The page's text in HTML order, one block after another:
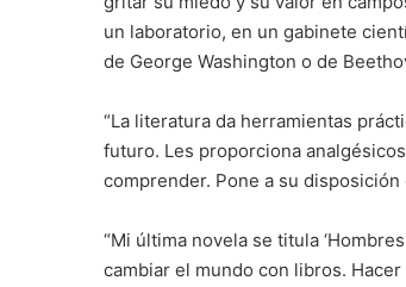
un laboratorio, en un gabinete
de George Washington o de
“La literatura da herramientas
futuro. Les proporciona
comprender. Pone a su
“Mi última novela se titula
cambiar el mundo con libros.